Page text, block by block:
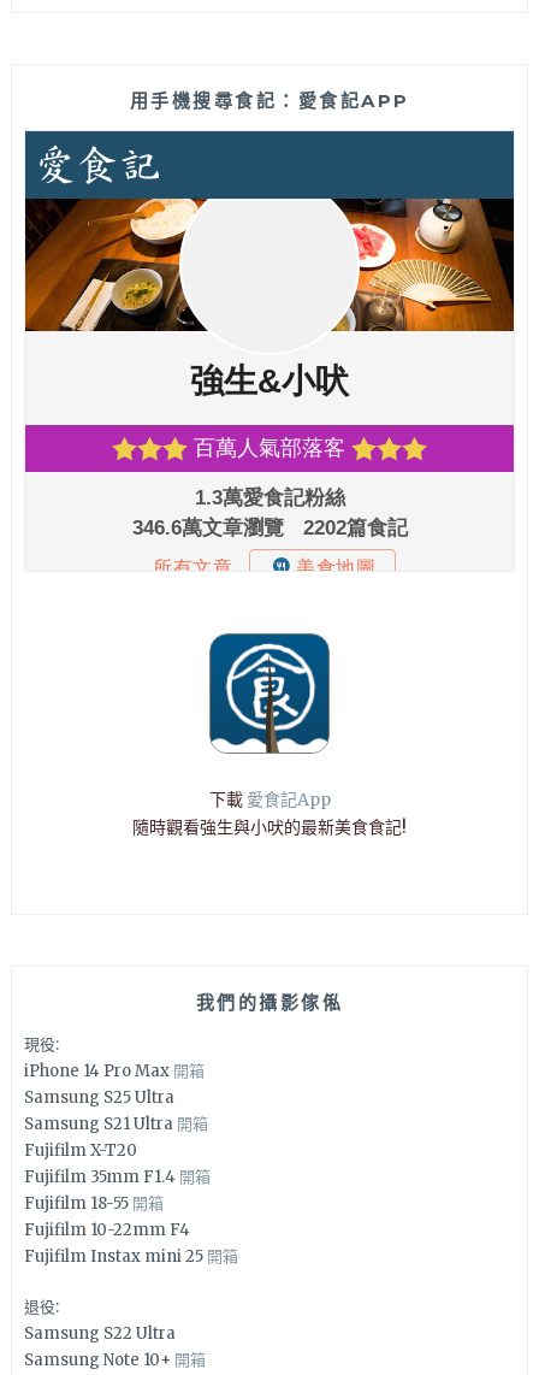
用手機搜尋食記：愛食記APP
下載 愛食記App
隨時觀看強生與小吠的最新美食食記!
我們的攝影傢俬
現役:
iPhone 14 Pro Max 開箱
Samsung S25 Ultra
Samsung S21 Ultra 開箱
Fujifilm X-T20
Fujifilm 35mm F1.4 開箱
Fujifilm 18-55 開箱
Fujifilm 10-22mm F4
Fujifilm Instax mini 25 開箱
退役:
Samsung S22 Ultra
Samsung Note 10+ 開箱